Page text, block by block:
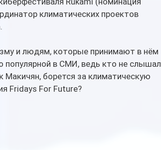
климатических проектов
и людям, которые принимают в нём
популярной в СМИ, ведь кто не слышал
Макичян, борется за климатическую
Fridays For Future?